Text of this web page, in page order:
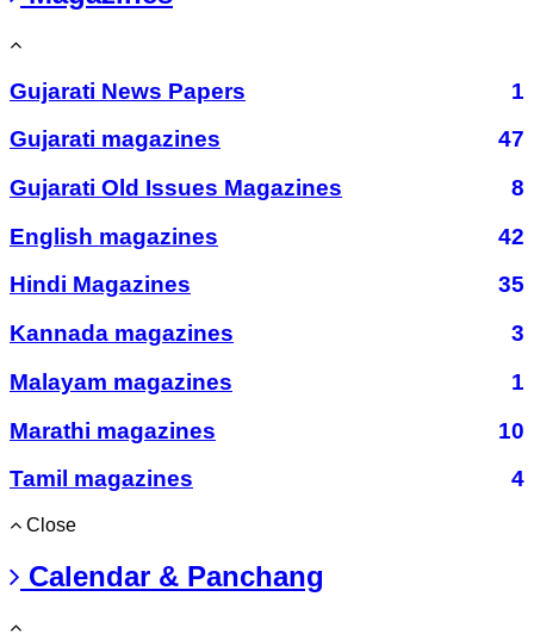
Gujarati News Papers
1
Gujarati magazines
47
Gujarati Old Issues Magazines
8
English magazines
42
Hindi Magazines
35
Kannada magazines
3
Malayam magazines
1
Marathi magazines
10
Tamil magazines
4
Close
Calendar & Panchang